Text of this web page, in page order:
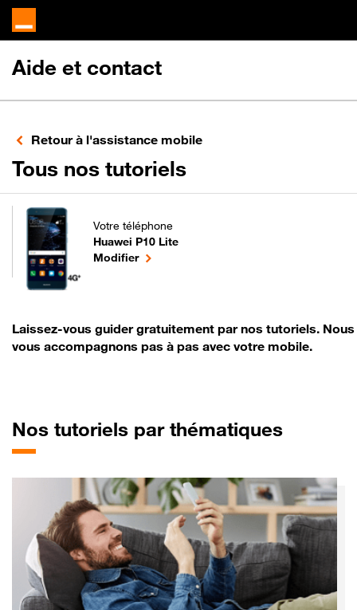
Aide et contact
Retour à l'assistance mobile
Tous nos tutorielspour votre
Laissez-vous guider gratuitement par nos tutoriels. Nous
vous accompagnons pas à pas avec votre mobile.
Votre téléphone
Huawei P10 Lite
pour votre Huawei P10 Lite ou
Modifierle téléphone sélectionné
Nos tutoriels par thématiquespour